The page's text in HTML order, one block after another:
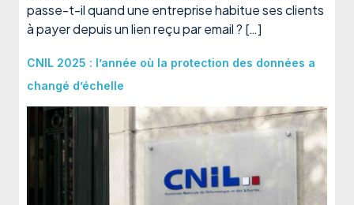
passe-t-il quand une entreprise habitue ses clients
à payer depuis un lien reçu par email ? […]
CNIL 2025 : l’année où la protection des données a
changé d’échelle